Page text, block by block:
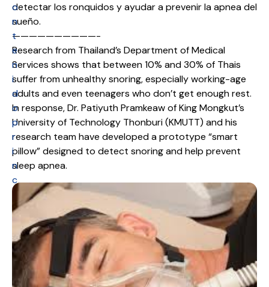
o
n
t
e
n
i
d
o
p
r
i
n
c
i
p
l
detectar los ronquidos y ayudar a prevenir la apnea del
sueño.
——————————-
Research from Thailand’s Department of Medical
Services shows that between 10% and 30% of Thais
suffer from unhealthy snoring, especially working-age
adults and even teenagers who don’t get enough rest.
In response, Dr. Patiyuth Pramkeaw of King Mongkut’s
University of Technology Thonburi (KMUTT) and his
research team have developed a prototype “smart
pillow” designed to detect snoring and help prevent
sleep apnea.